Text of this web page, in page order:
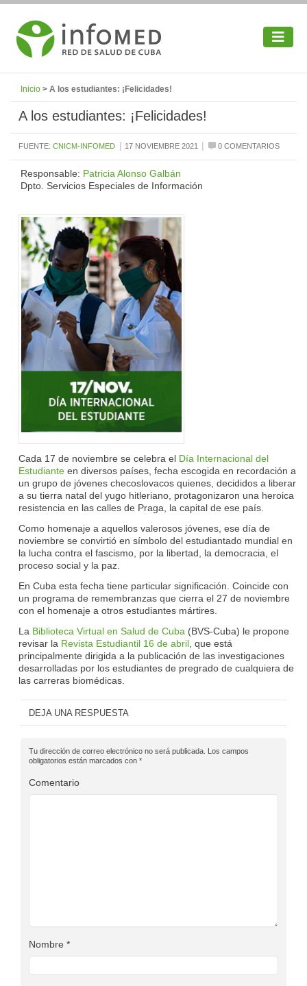
Inicio > A los estudiantes: ¡Felicidades!
A los estudiantes: ¡Felicidades!
FUENTE: CNICM-INFOMED | 17 NOVIEMBRE 2021 | 0 COMENTARIOS
Responsable: Patricia Alonso Galbán
Dpto. Servicios Especiales de Información
Cada 17 de noviembre se celebra el Día Internacional del
Estudiante en diversos países, fecha escogida en recordación a
un grupo de jóvenes checoslovacos quienes, decididos a liberar
a su tierra natal del yugo hitleriano, protagonizaron una heroica
resistencia en las calles de Praga, la capital de ese país.
Como homenaje a aquellos valerosos jóvenes, ese día de
noviembre se convirtió en símbolo del estudiantado mundial en
la lucha contra el fascismo, por la libertad, la democracia, el
proceso social y la paz.
En Cuba esta fecha tiene particular significación. Coincide con
un programa de remembranzas que cierra el 27 de noviembre
con el homenaje a otros estudiantes mártires.
La Biblioteca Virtual en Salud de Cuba (BVS-Cuba) le propone
revisar la Revista Estudiantil 16 de abril , que está
principalmente dirigida a la publicación de las investigaciones
desarrolladas por los estudiantes de pregrado de cualquiera de
las carreras biomédicas.
DEJA UNA RESPUESTA
Tu dirección de correo electrónico no será publicada. Los campos
obligatorios están marcados con *
Comentario
Nombre *